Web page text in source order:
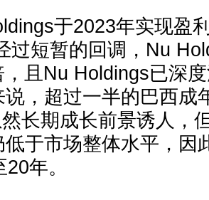
于2023年实现盈
过短暂的回调，Nu
且Nu Holdings已深
，超过一半的巴西成
长期成长前景诱人，
于市场整体水平，因
年。